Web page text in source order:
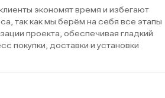
экономят время и избегают
так как мы берём на себя все этапы
проекта, обеспечивая гладкий
покупки, доставки и установки